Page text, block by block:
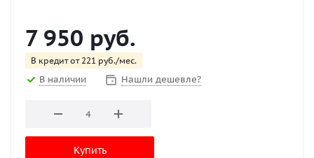
7 950 руб.
В кредит от 221 руб./мес.
В наличии Нашли дешевле?
Купить